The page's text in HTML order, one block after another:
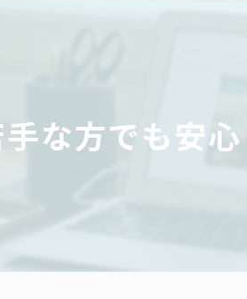
な方でも安